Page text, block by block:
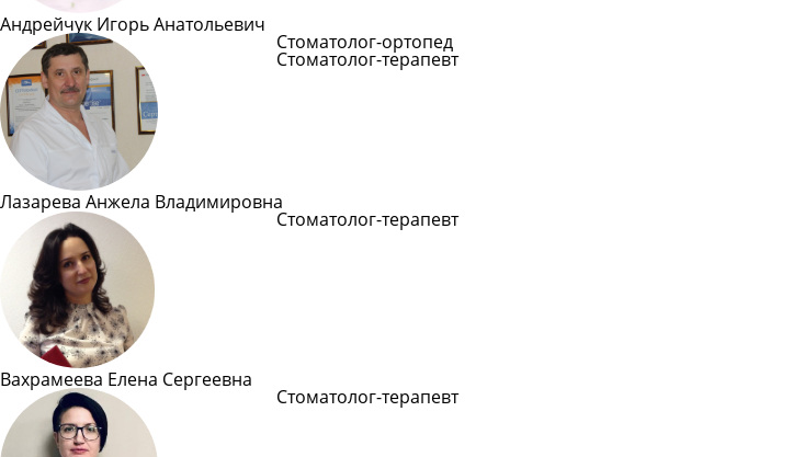
Андрейчук Игорь Анатольевич
Стоматолог-ортопед
Стоматолог-терапевт
Лазарева Анжела Владимировна
Стоматолог-терапевт
Вахрамеева Елена Сергеевна
Стоматолог-терапевт